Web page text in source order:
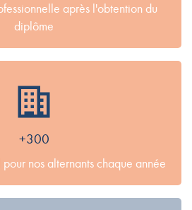
après l'obtention du
diplôme
+300
pour nos alternants chaque année